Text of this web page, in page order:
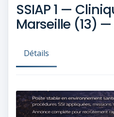
SSIAP 1 —
Marseille (13)
Détails